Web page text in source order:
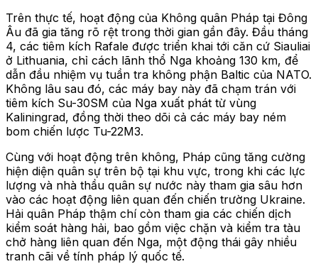
Trên thực tế, hoạt động của Không quân Pháp tại Đông
Âu đã gia tăng rõ rệt trong thời gian gần đây. Đầu tháng
4, các tiêm kích Rafale được triển khai tới căn cứ Siauliai
ở Lithuania, chỉ cách lãnh thổ Nga khoảng 130 km, để
dẫn đầu nhiệm vụ tuần tra không phận Baltic của NATO.
Không lâu sau đó, các máy bay này đã chạm trán với
tiêm kích Su-30SM của Nga xuất phát từ vùng
Kaliningrad, đồng thời theo dõi cả các máy bay ném
bom chiến lược Tu-22M3.
Cùng với hoạt động trên không, Pháp cũng tăng cường
hiện diện quân sự trên bộ tại khu vực, trong khi các lực
lượng và nhà thầu quân sự nước này tham gia sâu hơn
vào các hoạt động liên quan đến chiến trường Ukraine.
Hải quân Pháp thậm chí còn tham gia các chiến dịch
kiểm soát hàng hải, bao gồm việc chặn và kiểm tra tàu
chở hàng liên quan đến Nga, một động thái gây nhiều
tranh cãi về tính pháp lý quốc tế.